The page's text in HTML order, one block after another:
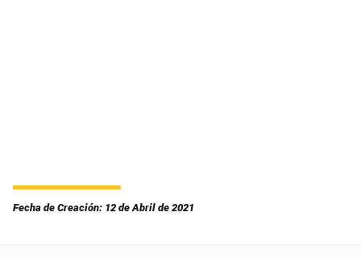
Fecha de Creación: 12 de Abril de 2021